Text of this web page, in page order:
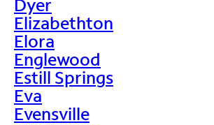
Dyer
Elizabethton
Elora
Englewood
Estill Springs
Eva
Evensville